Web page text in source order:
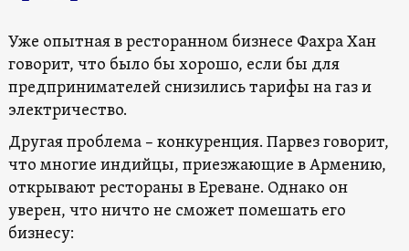
Уже опытная в ресторанном бизнесе Фахра Хан
говорит, что было бы хорошо, если бы для
предпринимателей снизились тарифы на газ и
электричество.
Другая проблема – конкуренция. Парвез говорит,
что многие индийцы, приезжающие в Армению,
открывают рестораны в Ереване. Однако он
уверен, что ничто не сможет помешать его
бизнесу: